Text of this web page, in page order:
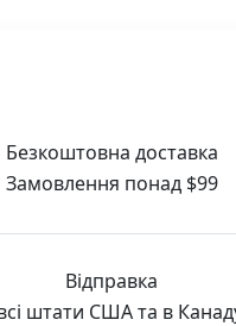
Безкоштовна доставка
Замовлення понад $99
Відправка
штати США та в